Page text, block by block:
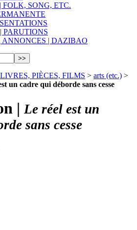
SONG, ETC.
PARUTIONS
ANNONCES | DAZIBAO
PIÈCES, FILMS > arts (etc.) >
un cadre qui déborde sans cesse
|Le réel est un
sans cesse